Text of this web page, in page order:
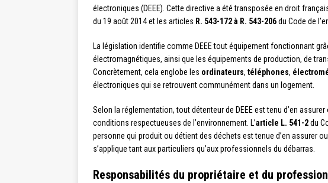
électroniques (DEEE). Cette directive a été transposée en droit
du 19 août 2014 et les articles R. 543-172 à R. 543-206du Code de
La législation identifie comme DEEE tout équipement fonctionnant
électromagnétiques, ainsi que les équipements de production, de
Concrètement, cela englobe les ordinateurs, téléphones,
électroniques qui se retrouvent communément dans un logement.
Selon la réglementation, tout détenteur de DEEE est tenu d’en
conditions respectueuses de l’environnement. L’article L. 541-2du
personne qui produit ou détient des déchets est tenue d’en assurer
s’applique tant aux particuliers qu’aux professionnels du débarras.
Responsabilités du propriétaire et du